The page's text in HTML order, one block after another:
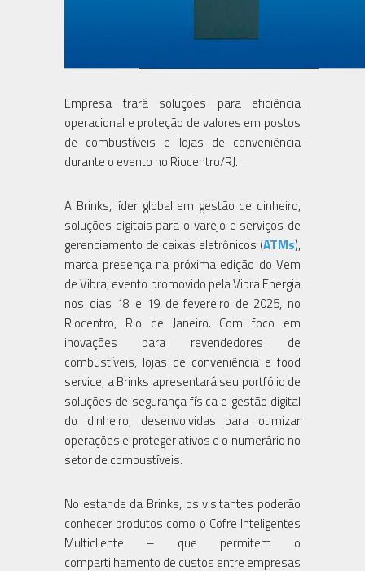
Empresa trará soluções para eficiência
operacional e proteção de valores em postos
de combustíveis e lojas de conveniência
durante o evento no Riocentro/RJ.
A Brinks, líder global em gestão de dinheiro,
soluções digitais para o varejo e serviços de
gerenciamento de caixas eletrônicos (ATMs),
marca presença na próxima edição do Vem
de Vibra, evento promovido pela Vibra Energia
nos dias 18 e 19 de fevereiro de 2025, no
Riocentro, Rio de Janeiro. Com foco em
inovações para revendedores de
combustíveis, lojas de conveniência e food
service, a Brinks apresentará seu portfólio de
soluções de segurança física e gestão digital
do dinheiro, desenvolvidas para otimizar
operações e proteger ativos e o numerário no
setor de combustíveis.
No estande da Brinks, os visitantes poderão
conhecer produtos como o Cofre Inteligentes
Multicliente – que permitem o
compartilhamento de custos entre empresas